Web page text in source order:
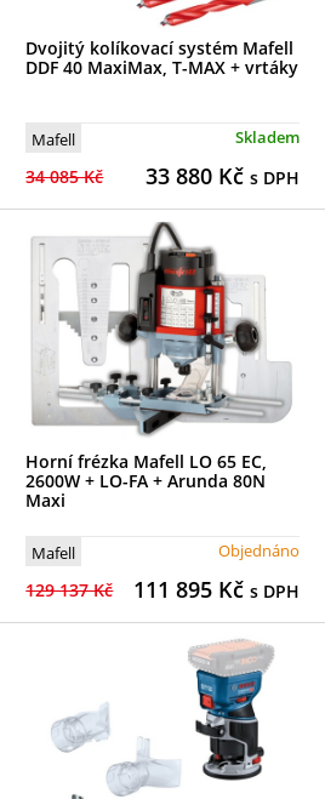
Dvojitý kolíkovací systém Mafell
DDF 40 MaxiMax, T-MAX + vrtáky
Mafell Skladem
34 085 Kč 33 880 Kčs DPH
Horní frézka Mafell LO 65 EC,
2600W + LO-FA + Arunda 80N
Maxi
Mafell Objednáno
129 137 Kč 111 895 Kčs DPH